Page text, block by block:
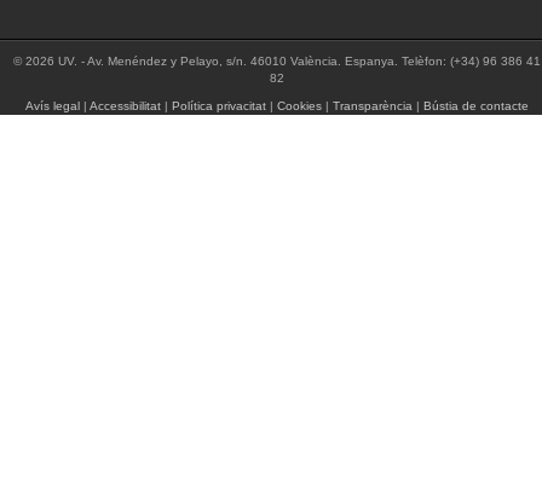
© 2026 UV. - Av. Menéndez y Pelayo, s/n. 46010 València. Espanya. Telèfon: (+34) 96 386 41
82
Avís legal Accessibilitat| Política privacitat| Cookies| Transparència| Bústia de contacte